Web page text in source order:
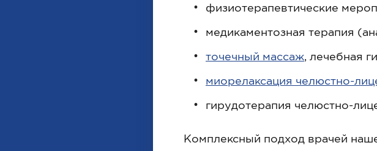
физиотерапевтические
медикаментозная терапия
точечный массаж, лечебная
миорелаксация челюстно-
гирудотерапия челюстно-
Комплексный подход врачей